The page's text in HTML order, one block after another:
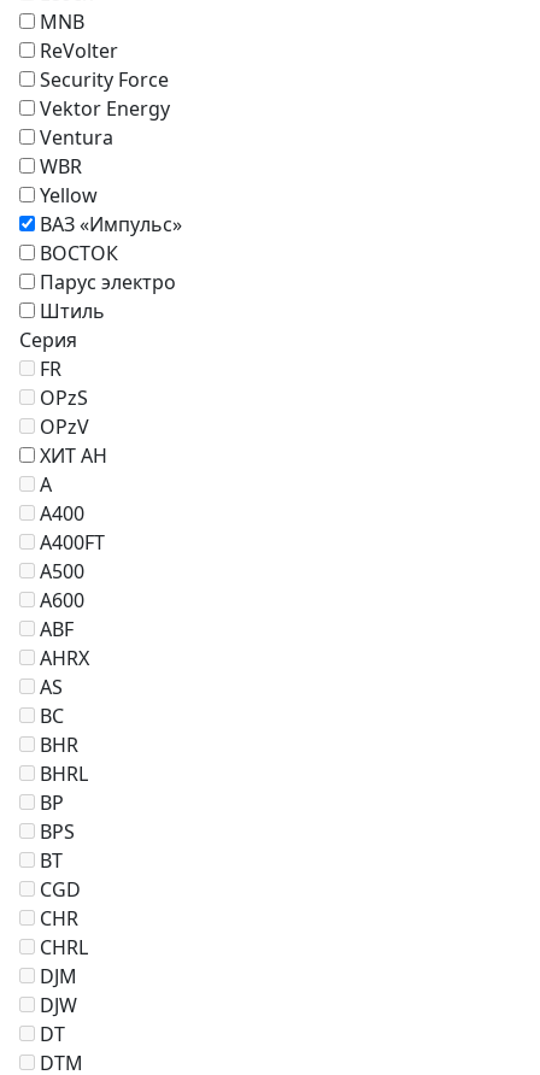
MNB
ReVolter
Security Force
Vektor Energy
Ventura
WBR
Yellow
ВАЗ «Импульс»
ВОСТОК
Парус электро
Штиль
Серия
FR
OPzS
OPzV
ХИТ АН
A
A400
A400FT
A500
A600
ABF
AHRX
AS
BC
BHR
BHRL
BP
BPS
BT
CGD
CHR
CHRL
DJM
DJW
DT
DTM